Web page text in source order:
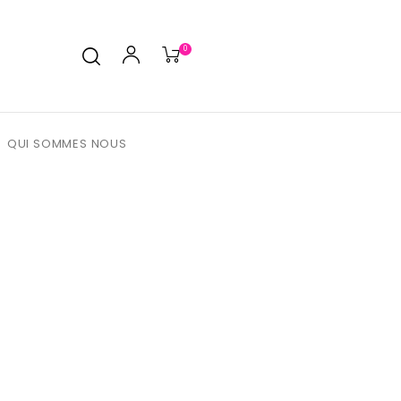
0
QUI SOMMES NOUS